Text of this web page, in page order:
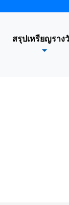
สรุปเหรียญราง